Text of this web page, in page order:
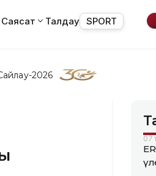
Саясат Талдау SPORT
2026
07